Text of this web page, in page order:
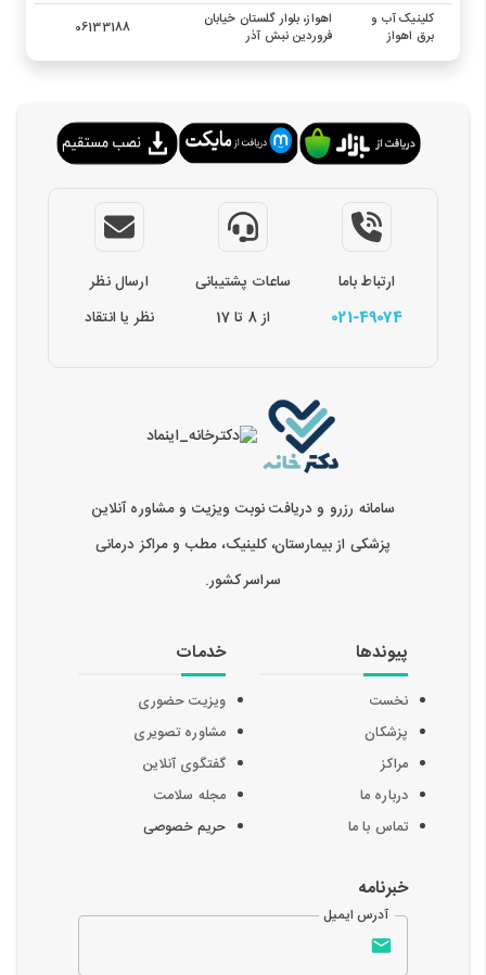
کلینیک آب و
برق اهواز
اهواز، بلوار گلستان خیابان
فروردین نبش آذر
06133188
ارتباط باما
021-49074
ساعات پشتیبانی
از 8 تا 17
ارسال نظر
نظر یا انتقاد
سامانه رزرو و دریافت نوبت ویزیت و مشاوره آنلاین
پزشکی از بیمارستان، کلینیک، مطب و مراکز درمانی
سراسر کشور.
پیوندها
نخست
پزشکان
مراکز
درباره ما
تماس با ما
خدمات
ویزیت حضوری
مشاوره تصویری
گفتگوی آنلاین
مجله سلامت
حریم خصوصی
خبرنامه
آدرس ایمیل